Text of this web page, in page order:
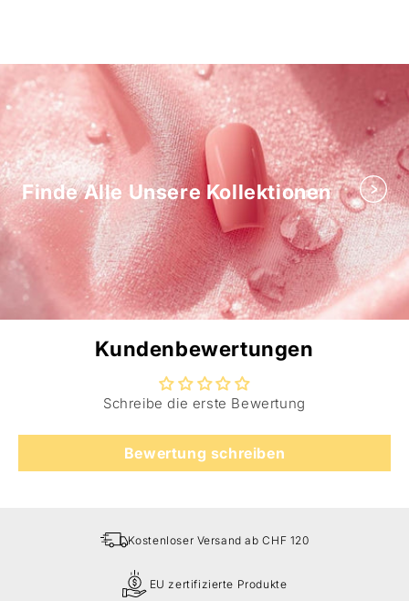
Finde Alle Unsere Kollektionen
Kundenbewertungen
Schreibe die erste Bewertung
Bewertung schreiben
Kostenloser Versand ab CHF 120
EU zertifizierte Produkte